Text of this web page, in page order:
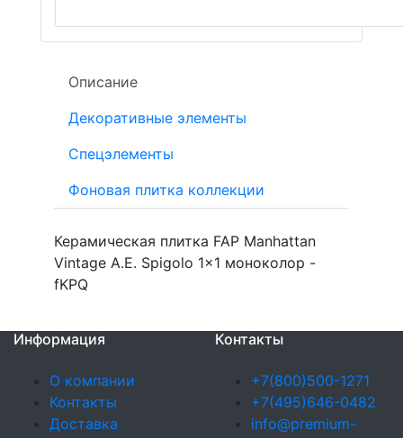
Описание
Декоративные элементы
Спецэлементы
Фоновая плитка коллекции
Керамическая плитка FAP Manhattan
Vintage A.E. Spigolo 1x1 моноколор -
fKPQ
Информация
О компании
Контакты
Доставка
Контакты
+7(800)500-1271
+7(495)646-0482
info@premium-